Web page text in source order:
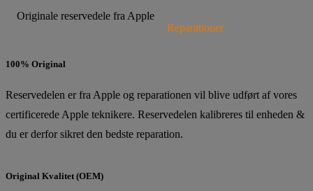
Originale reservedele fra Apple
100% Original
Reservedelen er fra Apple og reparationen vil blive udført af vores
certificerede Apple teknikere. Reservedelen kalibreres til enheden &
du er derfor sikret den bedste reparation.
Original Kvalitet (OEM)
Reparationer